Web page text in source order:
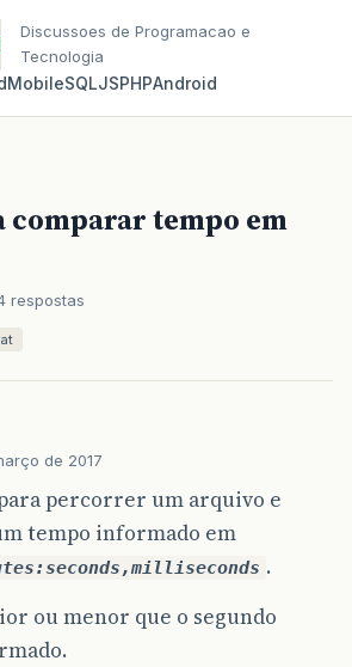
Discussoes de Programacao e
Tecnologia
MobileSQLJSPHPAndroid
comparar tempo em
respostas
de 2017
percorrer um arquivo e
tempo informado em
.
ou menor que o segundo